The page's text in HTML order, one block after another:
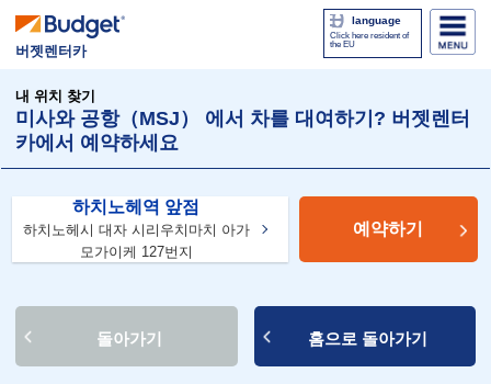
버젯렌터카
language
Click here resident of
the EU
내 위치 찾기
미사와 공항（MSJ） 에서 차를 대여하기? 버젯렌터
카에서 예약하세요
하치노헤역 앞점
하치노헤시 대자 시리우치마치 아가
모가이케 127번지
예약하기
돌아가기 홈으로 돌아가기